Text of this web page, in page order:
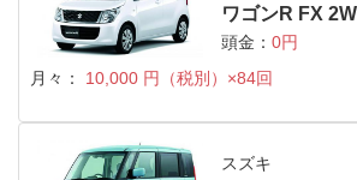
ワゴンR FX
頭金： 0円
月々： 10,000 円（税別）×84回
スズキ